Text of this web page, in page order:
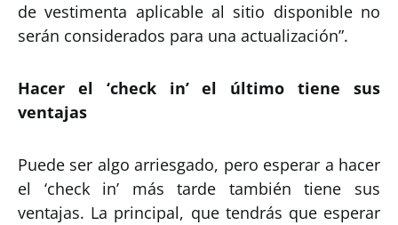
de vestimenta aplicable al sitio disponible no
serán considerados para una actualización”.
Hacer el ‘check in’ el último tiene sus
ventajas
Puede ser algo arriesgado, pero esperar a hacer
el ‘check in’ más tarde también tiene sus
ventajas. La principal, que tendrás que esperar